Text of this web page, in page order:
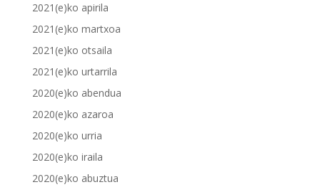
2021(e)ko apirila
2021(e)ko martxoa
2021(e)ko otsaila
2021(e)ko urtarrila
2020(e)ko abendua
2020(e)ko azaroa
2020(e)ko urria
2020(e)ko iraila
2020(e)ko abuztua